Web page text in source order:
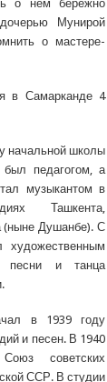
о нём бережно
Мунирой
о мастере-
в Самарканде 4
начальной школы
педагогом, а
музыкантом в
Ташкента,
(ныне Душанбе). С
песни и танца
в 1939 году
и песен. В 1940
советских
ССР. В студии